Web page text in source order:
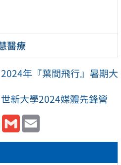
醫療
2024年『葉間飛行』暑期大
世新大學2024媒體先鋒營
WhatsApp
Gmail